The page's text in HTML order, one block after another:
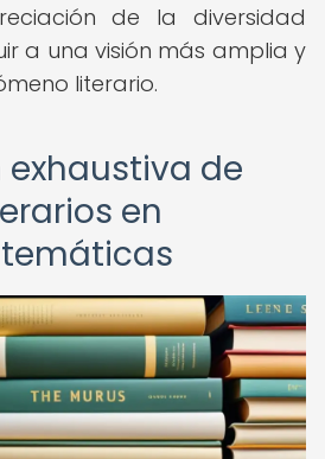
de la diversidad
a una visión más amplia y
literario.
exhaustiva de
en